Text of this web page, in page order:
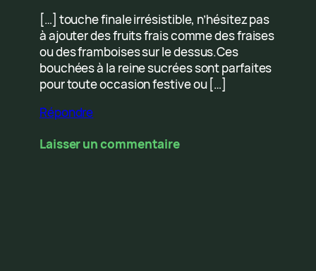
[…] touche finale irrésistible, n’hésitez pas
à ajouter des fruits frais comme des fraises
ou des framboises sur le dessus.Ces
bouchées à la reine sucrées sont parfaites
pour toute occasion festive ou […]
Répondre
Laisser un commentaire